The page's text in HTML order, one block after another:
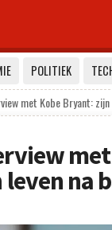
POLITIEK
met Kobe Bryant:
na